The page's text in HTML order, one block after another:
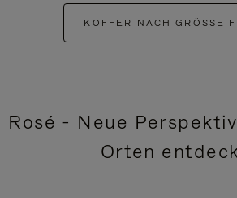
KOFFER NACH GRÖSSE
Rosé - Neue
Orten